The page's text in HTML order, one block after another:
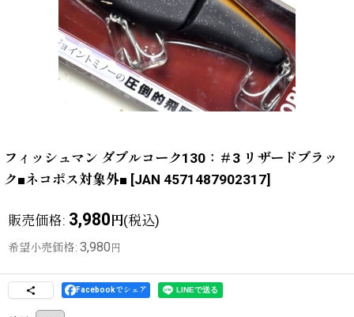
フィッシュマン ダブルコーク130：＃3 リザードブラッ
ク■ネコポス対象外■ [JAN 4571487902317]
販売価格: 3,980円(税込)
希望小売価格: 3,980 円
Facebookでシェア